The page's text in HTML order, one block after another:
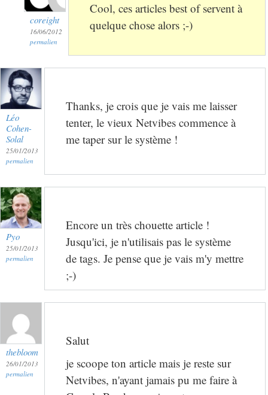
coreight
16/06/2012
permalien
Cool, ces articles best of servent à
quelque chose alors ;-)
Léo
Cohen-
Solal
25/01/2013
permalien
Thanks, je crois que je vais me laisser
tenter, le vieux Netvibes commence à
me taper sur le système !
Pyo
25/01/2013
permalien
Encore un très chouette article !
Jusqu'ici, je n'utilisais pas le système
de tags. Je pense que je vais m'y mettre
;-)
thebloom
26/01/2013
permalien
Salut
je scoope ton article mais je reste sur
Netvibes, n'ayant jamais pu me faire à